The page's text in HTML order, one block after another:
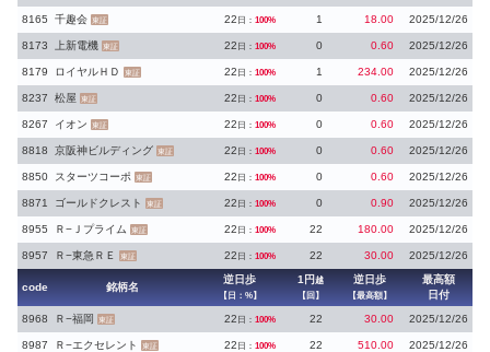
8165 千趣会 東証 22 日： 100% 1 18.00 2025/12/26
8173 上新電機 東証 22 日： 100% 0 0.60 2025/12/26
8179 ロイヤルＨＤ 東証 22 日： 100% 1 234.00 2025/12/26
8237 松屋 東証 22 日： 100% 0 0.60 2025/12/26
8267 イオン 東証 22 日： 100% 0 0.60 2025/12/26
8818 京阪神ビルディング 東証 22 日： 100% 0 0.60 2025/12/26
8850 スターツコーポ 東証 22 日： 100% 0 0.60 2025/12/26
8871 ゴールドクレスト 東証 22 日： 100% 0 0.90 2025/12/26
8955 Ｒ−Ｊプライム 東証 22 日： 100% 22 180.00 2025/12/26
8957 Ｒ−東急ＲＥ 東証 22 日： 100% 22 30.00 2025/12/26
code 銘柄名
逆日歩
【日：%】
1円 越
【回】
逆日歩
【最高額】
最高額
日付
8968
Ｒ−福岡 東証 22 日： 100% 22 30.00 2025/12/26
8987 Ｒ−エクセレント 東証 22 日： 100% 22 510.00 2025/12/26